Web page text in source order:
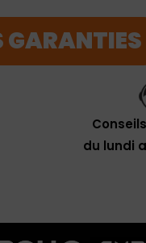
GARANTIES
du lundi